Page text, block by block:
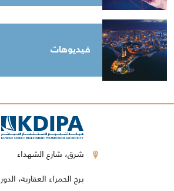
فيديوهات
شرق، شارع الشهداء
برج الحمراء العقارية، الدور 44